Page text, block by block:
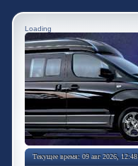
Loading
Текущее время: 09 авг 2026, 12:48